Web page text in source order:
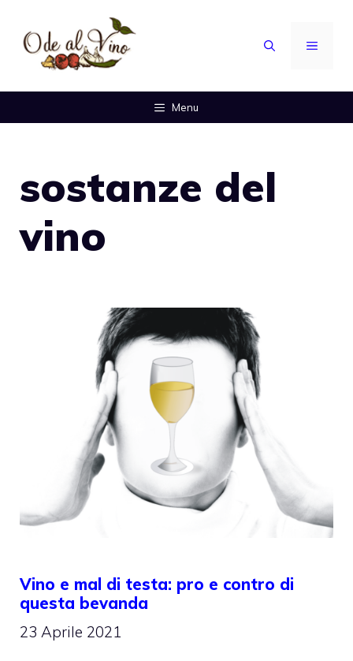
contenuto
MENU
Menu
sostanze del
vino
Vino e mal di testa: pro e contro di
questa bevanda
23 Aprile 2021